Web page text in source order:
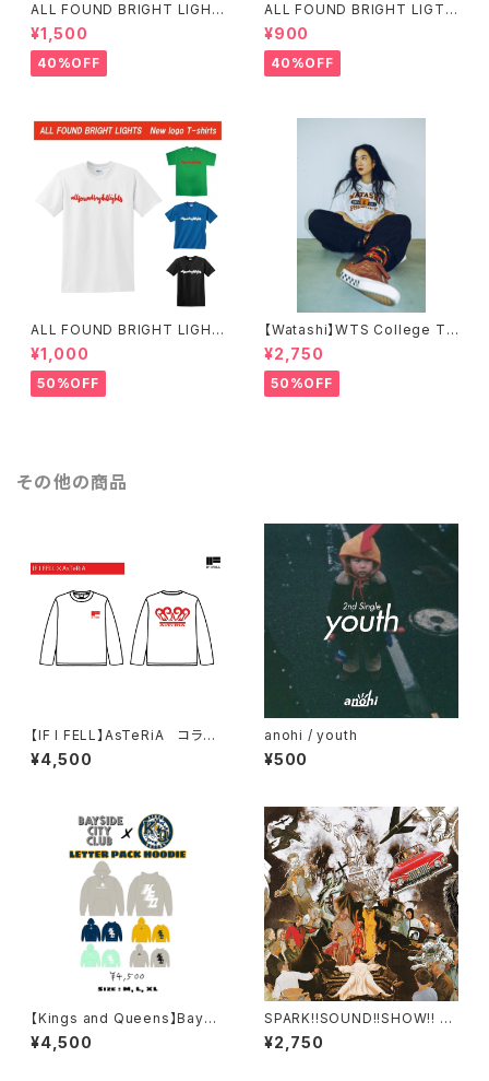
ALL FOUND BRIGHT LIGHT
S LOGO T-SHIRTS
¥1,500
40%OFF
ALL FOUND BRIGHT LIGTH
S スタイリッシュロゴTシャツ
¥900
40%OFF
ALL FOUND BRIGHT LIGHT
S SIMPLE LOGO T-SHIRTS
¥1,000
50%OFF
【Watashi】WTS College T-
shirts【IF I FELL限定】
¥2,750
50%OFF
その他の商品
【IF I FELL】AsTeRiA コラボ
ロングTシャツ
¥4,500
anohi / youth
¥500
【Kings and Queens】Baysi
de City Club Collab Hoodi
e
¥4,500
SPARK!!SOUND!!SHOW!! 3r
d Full Album "音樂"
¥2,750